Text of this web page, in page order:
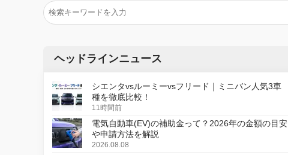
ヘッドラインニュース
シエンタvsルーミーvsフリード｜ミニバン人気3車
種を徹底比較！
11時間前
電気自動車(EV)の補助金って？2026年の金額の目安
や申請方法を解説
2026.08.08